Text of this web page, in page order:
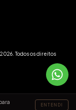
ENTENDI
Todos os direitos